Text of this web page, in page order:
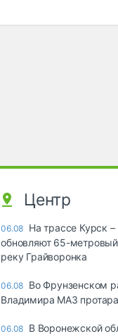
Центр
06.08 На трассе Курск
обновляют 65-
реку Грайворонка
06.08 Во Фрунзенском
Владимира МАЗ
06.08 В Воронежской